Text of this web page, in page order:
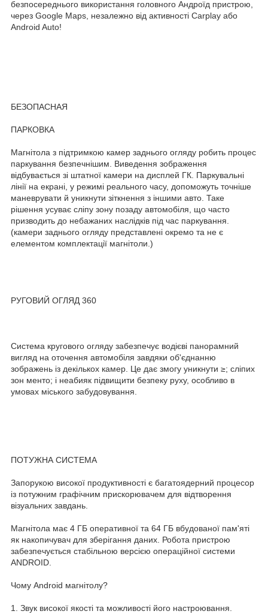
безпосереднього використання головного Андроїд пристрою,
через Google Maps, незалежно від активності Carplay або
Android Auto!
БЕЗОПАСНАЯ
ПАРКОВКА
Магнітола з підтримкою камер заднього огляду робить процес
паркування безпечнішим. Виведення зображення
відбувається зі штатної камери на дисплей ГК. Паркувальні
лінії на екрані, у режимі реального часу, допоможуть точніше
маневрувати й уникнути зіткнення з іншими авто. Таке
рішення усуває сліпу зону позаду автомобіля, що часто
призводить до небажаних наслідків під час паркування.
(камери заднього огляду представлені окремо та не є
елементом комплектації магнітоли.)
РУГОВИЙ ОГЛЯД 360
Система кругового огляду забезпечує водієві панорамний
вигляд на оточення автомобіля завдяки об'єднанню
зображень із декількох камер. Це дає змогу уникнути ≥; сліпих
зон менто; і неабияк підвищити безпеку руху, особливо в
умовах міського забудовування.
ПОТУЖНА СИСТЕМА
Запорукою високої продуктивності є багатоядерний процесор
із потужним графічним прискорювачем для відтворення
візуальних завдань.
Магнітола має 4 ГБ оперативної та 64 ГБ вбудованої пам'яті
як накопичувач для зберігання даних. Робота пристрою
забезпечується стабільною версією операційної системи
ANDROID.
Чому Android магнітолу?
1. Звук високої якості та можливості його настроювання.